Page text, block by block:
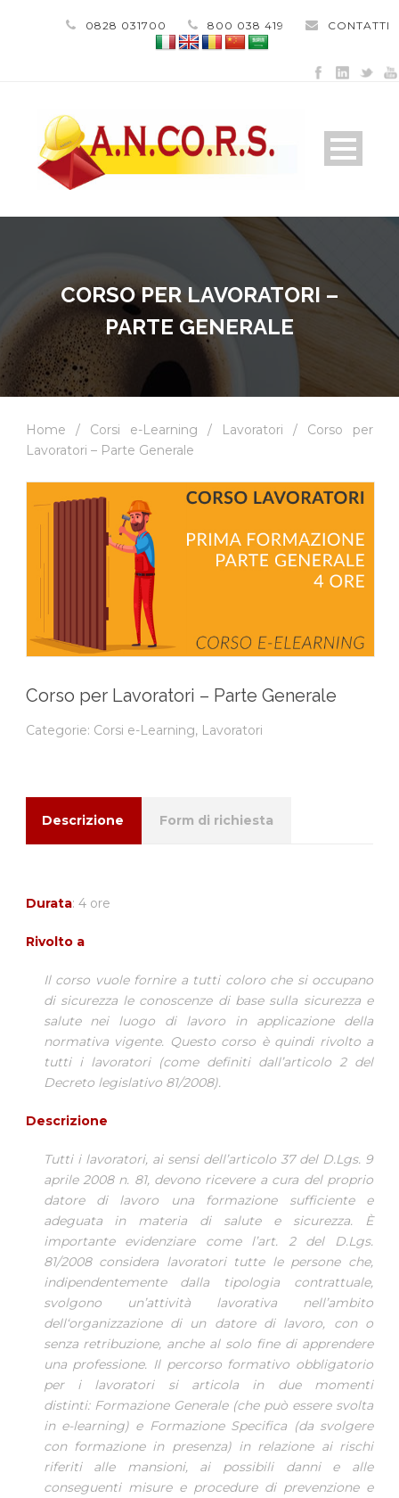
0828 031700 800 038 419 CONTATTI
CORSO PER LAVORATORI –
PARTE GENERALE
Home / Corsi e-Learning / Lavoratori / Corso per
Lavoratori – Parte Generale
Corso per Lavoratori – Parte Generale
Categorie: Corsi e-Learning, Lavoratori
Descrizione Form di richiesta
Durata: 4 ore
Rivolto a
Il corso vuole fornire a tutti coloro che si occupano
di sicurezza le conoscenze di base sulla sicurezza e
salute nei luogo di lavoro in applicazione della
normativa vigente. Questo corso è quindi rivolto a
tutti i lavoratori (come definiti dall’articolo 2 del
Decreto legislativo 81/2008).
Descrizione
Tutti i lavoratori, ai sensi dell’articolo 37 del D.Lgs. 9
aprile 2008 n. 81, devono ricevere a cura del proprio
datore di lavoro una formazione sufficiente e
adeguata in materia di salute e sicurezza. È
importante evidenziare come l’art. 2 del D.Lgs.
81/2008 considera lavoratori tutte le persone che,
indipendentemente dalla tipologia contrattuale,
svolgono un’attività lavorativa nell’ambito
dell‘organizzazione di un datore di lavoro, con o
senza retribuzione, anche al solo fine di apprendere
una professione. Il percorso formativo obbligatorio
per i lavoratori si articola in due momenti
distinti: Formazione Generale (che può essere svolta
in e-learning) e Formazione Specifica (da svolgere
con formazione in presenza) in relazione ai rischi
riferiti alle mansioni, ai possibili danni e alle
conseguenti misure e procedure di prevenzione e